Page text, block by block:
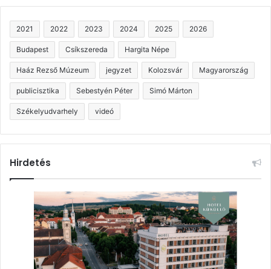
2021 2022 2023 2024 2025 2026
Budapest Csíkszereda Hargita Népe
Haáz Rezső Múzeum jegyzet Kolozsvár Magyarország
publicisztika Sebestyén Péter Simó Márton
Székelyudvarhely videó
Hirdetés